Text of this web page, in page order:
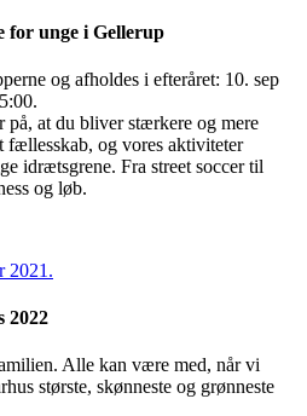
for unge i Gellerup
og afholdes i efteråret: 10. sep
at du bliver stærkere og mere
og vores aktiviteter
idrætsgrene. Fra street soccer til
og løb.
2021.
2022
Alle kan være med, når vi
største, skønneste og grønneste